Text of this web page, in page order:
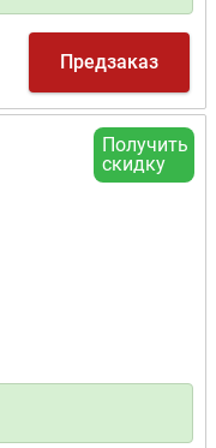
Предзаказ
Получить
скидку